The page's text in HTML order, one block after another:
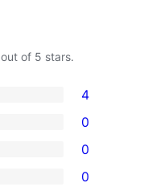
out of 5 stars.
4
0
0
0